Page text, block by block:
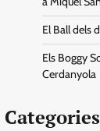
El Ball dels
Els Boggy
Cerdanyola
Categories